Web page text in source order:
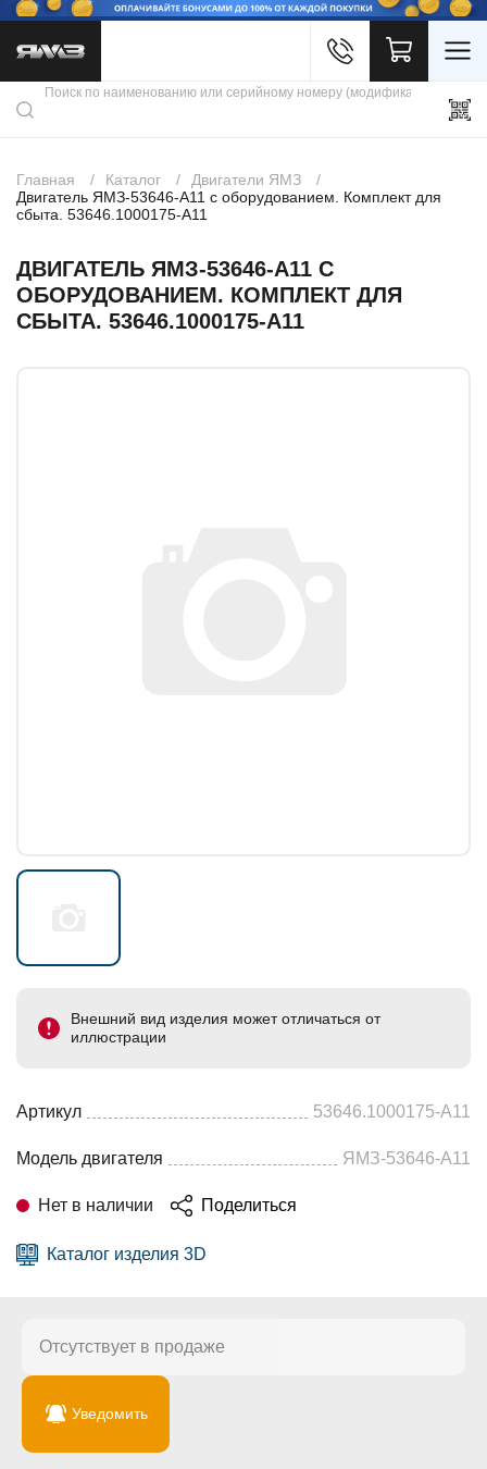
Каталог продукции
Скидки
Контакты
Главная Каталог
Двигатели ЯМЗ
Двигатель ЯМЗ-53646-A11 с оборудованием. Комплект для
сбыта. 53646.1000175-А11
ДВИГАТЕЛЬ ЯМЗ-53646-A11 С
ОБОРУДОВАНИЕМ. КОМПЛЕКТ ДЛЯ
СБЫТА. 53646.1000175-А11
Внешний вид изделия может отличаться от
иллюстрации
Артикул 53646.1000175-А11
Модель двигателя ЯМЗ-53646-A11
Нет в наличии Поделиться
Каталог изделия 3D
Отсутствует в продаже
Уведомить